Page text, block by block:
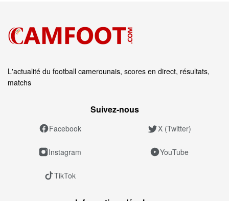
L'actualité du football camerounais, scores en direct, résultats,
matchs
Suivez‑nous
Facebook X (Twitter)
Instagram YouTube
TikTok